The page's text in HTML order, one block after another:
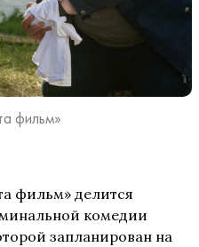
фильм»
фильм» делится
комедии
запланирован на